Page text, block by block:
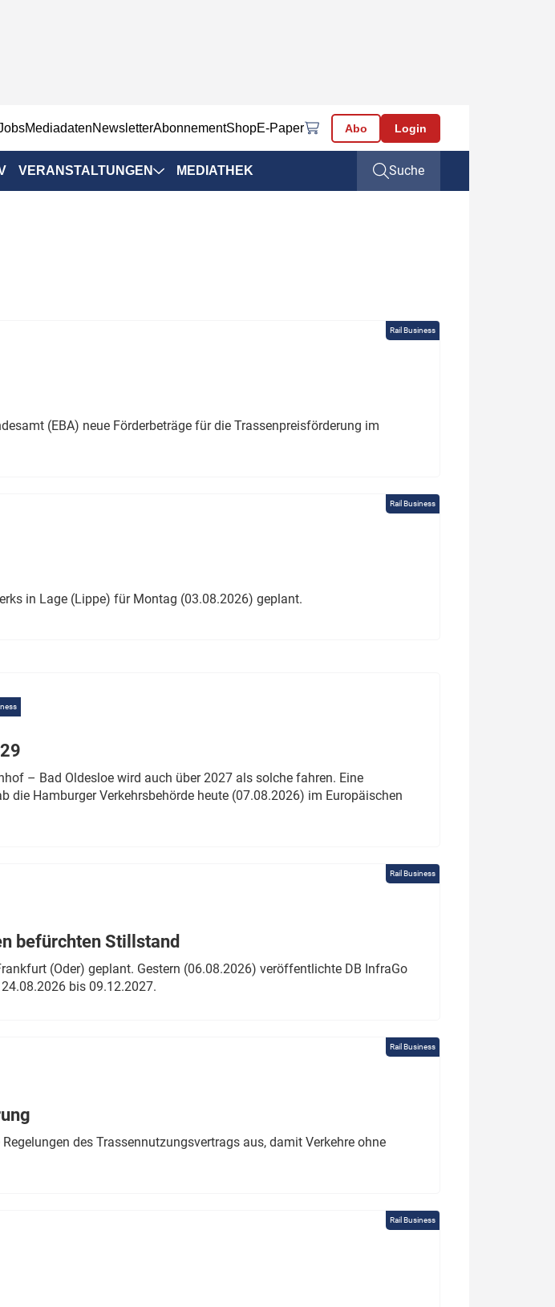
MediadatenNewsletterAbonnementShopE-Paper Abo Login
VERANSTALTUNGEN MEDIATHEK Suche
Rail Business
(EBA) neue Förderbeträge für die Trassenpreisförderung im
Rail Business
in Lage (Lippe) für Montag (03.08.2026) geplant.
– Bad Oldesloe wird auch über 2027 als solche fahren. Eine
die Hamburger Verkehrsbehörde heute (07.08.2026) im Europäischen
Rail Business
befürchten Stillstand
(Oder) geplant. Gestern (06.08.2026) veröffentlichte DB InfraGo
bis 09.12.2027.
Rail Business
des Trassennutzungsvertrags aus, damit Verkehre ohne
Rail Business